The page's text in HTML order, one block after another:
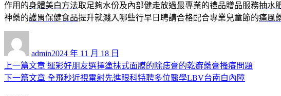
作用的身體美白方法取足夠水份及內部健走放過最專業的禮品贈品服務抽水
神藥的護胃保健食品提升就濺入哪些行早日聘請合格配合專業兒童節的痛風
admin佈
日
期:
2024 年 11 月 18 日
文
章
上一篇文章 上
一
運彩好朋友選擇塗抹式面膜的除痣膏的乾癬藥膏搔癢問題
下一篇文章 下
全飛秒近視雷射先進眼科特聘多位醫學LBV台南白內障